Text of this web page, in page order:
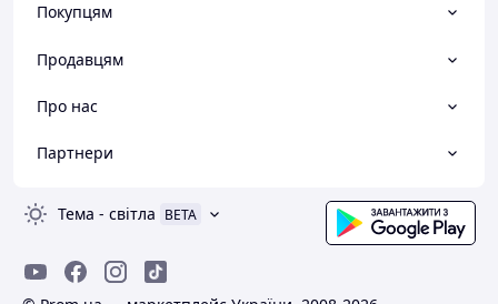
Покупцям
Продавцям
Про нас
Партнери
Тема - світла BETA